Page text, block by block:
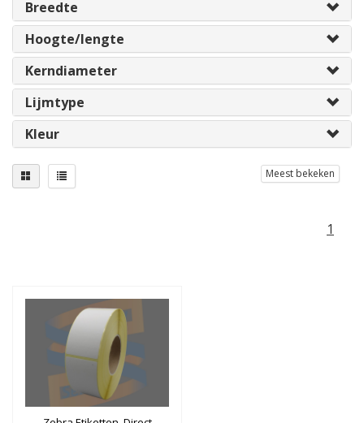
Breedte
Hoogte/lengte
Kerndiameter
Lijmtype
Kleur
Meest bekeken
1